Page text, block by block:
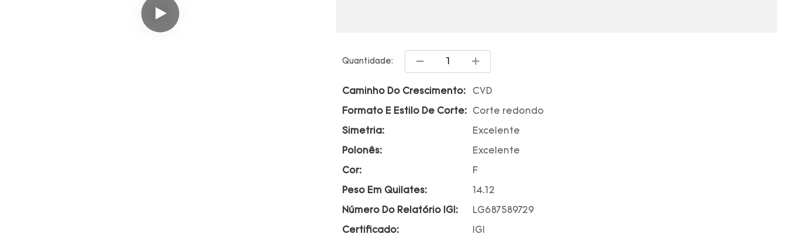
Quantidade:
Caminho Do Crescimento: CVD
Formato E Estilo De Corte: Corte redondo
Simetria: Excelente
Polonês: Excelente
Cor: F
Peso Em Quilates: 14.12
Número Do Relatório IGI: LG687589729
Certificado: IGI